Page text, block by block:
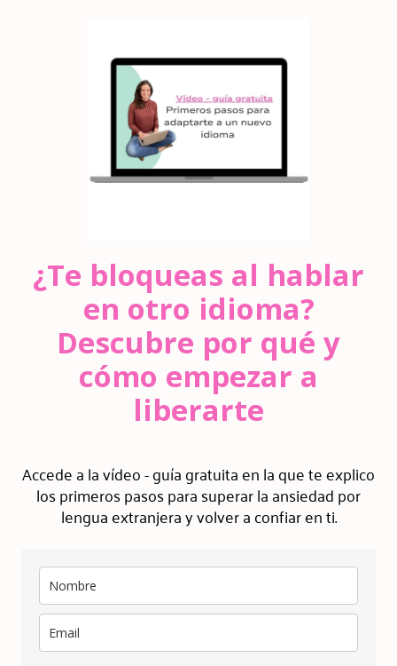
¿Te bloqueas al hablar
en otro idioma?
Descubre por qué y
cómo empezar a
liberarte
Accede a la vídeo - guía gratuita en la que te explico
los primeros pasos para superar la ansiedad por
lengua extranjera y volver a confiar en ti.